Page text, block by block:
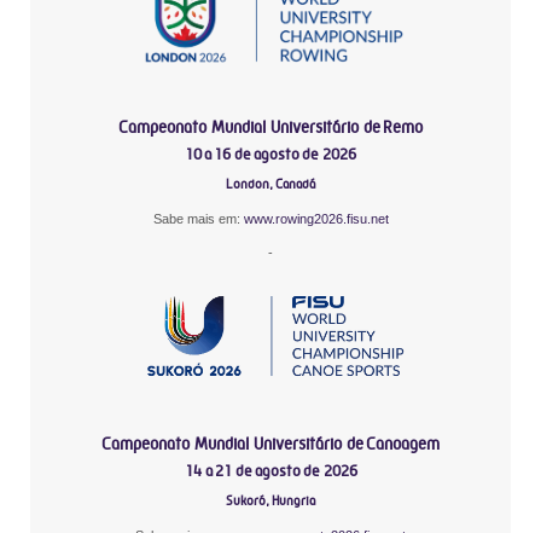
Campeonato Mundial Universitário de Remo
10 a 16 de agosto de 2026
London, Canadá
Sabe mais em: www.rowing2026.fisu.net
-
Campeonato Mundial Universitário de Canoagem
14 a 21 de agosto de 2026
Sukoró, Hungria